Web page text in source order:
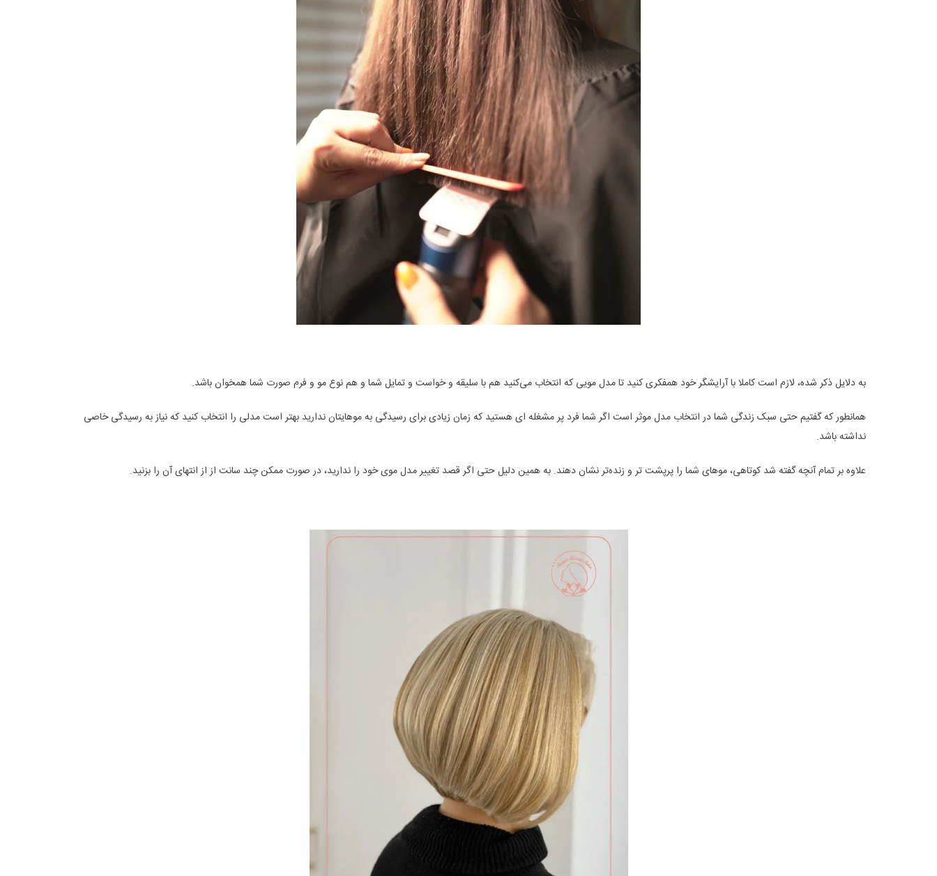
به دلایل ذکر شده، لازم است کاملا با آرایشگر خود همفکری کنید تا مدل مویی که انتخاب می‌کنید هم با سلیقه و خواست و تمایل شما و هم نوع مو و فرم صورت شما همخوان باشد.
همانطور که گفتیم حتی سبک زندگی شما در انتخاب مدل موثر است اگر شما فرد پر مشغله ای هستید که زمان زیادی برای رسیدگی به موهایتان ندارید بهتر است مدلی را انتخاب کنید که نیاز به رسیدگی خاصی
نداشته باشد.
علاوه بر تمام آنچه گفته شد کوتاهی، موهای شما را پرپشت تر و زنده‌تر نشان دهند. به همین دلیل حتی اگر قصد تغییر مدل موی خود را ندارید، در صورت ممکن چند سانت از از انتهای آن را بزنید.